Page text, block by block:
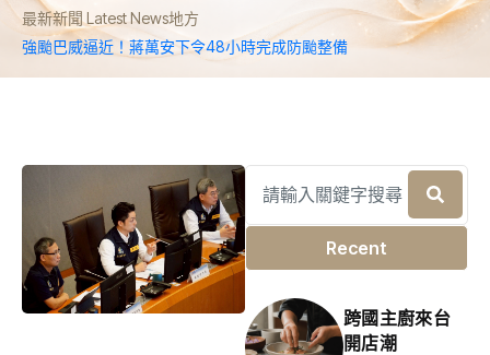
最新新聞 Latest News地方
強颱巴威逼近！蔣萬安下令48小時完成防颱整備
Recent
跨國主廚來台
開店潮